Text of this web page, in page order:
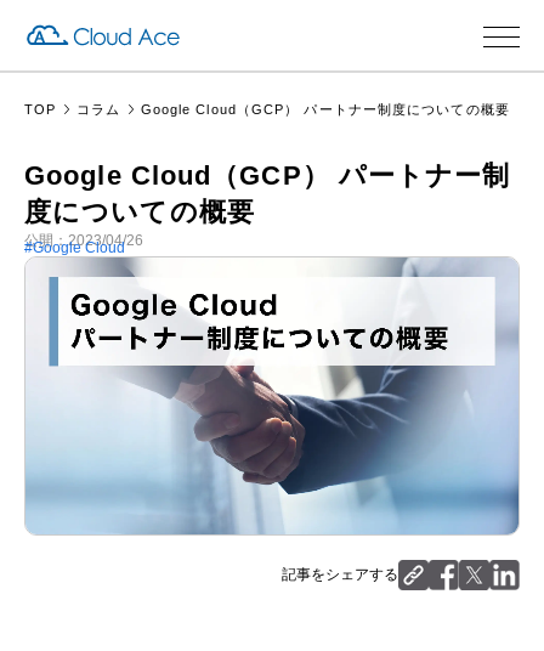
TOP コラム Google Cloud（GCP） パートナー制度についての概要
Google Cloud（GCP） パートナー制
度についての概要
公開：2023/04/26
Google Cloud
記事をシェアする